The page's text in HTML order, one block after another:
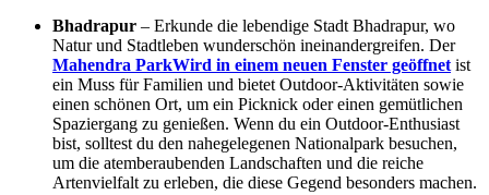
Bhadrapur – Erkunde die lebendige Stadt Bhadrapur, wo
Natur und Stadtleben wunderschön ineinandergreifen. Der
Mahendra ParkWird in einem neuen Fenster geöffnet ist
ein Muss für Familien und bietet Outdoor-Aktivitäten sowie
einen schönen Ort, um ein Picknick oder einen gemütlichen
Spaziergang zu genießen. Wenn du ein Outdoor-Enthusiast
bist, solltest du den nahegelegenen Nationalpark besuchen,
um die atemberaubenden Landschaften und die reiche
Artenvielfalt zu erleben, die diese Gegend besonders machen.